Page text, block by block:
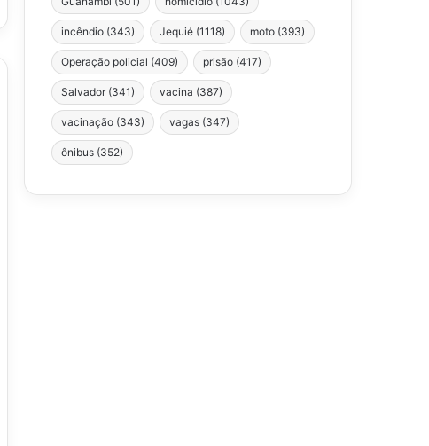
incêndio (343) Jequié (1118) moto (393)
Operação policial (409) prisão (417)
Salvador (341) vacina (387)
vacinação (343) vagas (347)
ônibus (352)